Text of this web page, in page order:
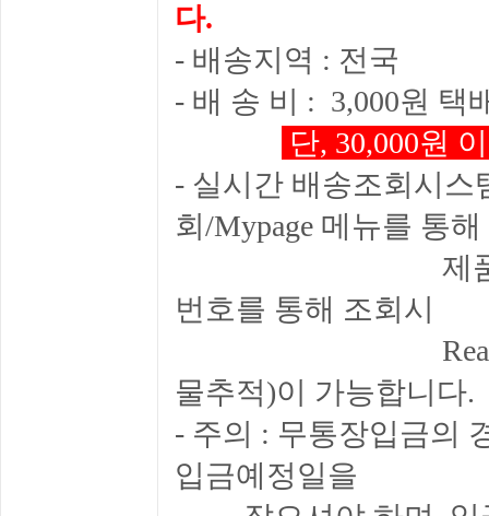
다.
- 배송지역 : 전국
- 배 송 비 : 3,000원 택
단, 30,000원
- 실시간 배송조회시스
회/Mypage 메뉴를 통해
제품 주문 후 배
번호를 통해 조회시
Real Time 택배
물추적)이 가능합니다.
- 주의 : 무통장입금의
입금예정일을